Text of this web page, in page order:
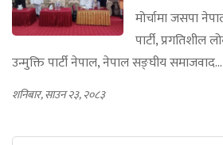
मोर्चामा जसपा
पार्टी, प्रगतिशील
उन्मुक्ति पार्टी नेपाल, नेपाल सङ्घीय समाजवाद...
शनिबार, साउन २३, २०८३